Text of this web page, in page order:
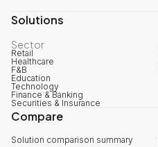
Solutions
Sector
Retail
Healthcare
F&B
Education
Technology
Finance & Banking
Securities & Insurance
Compare
Solution comparison summary